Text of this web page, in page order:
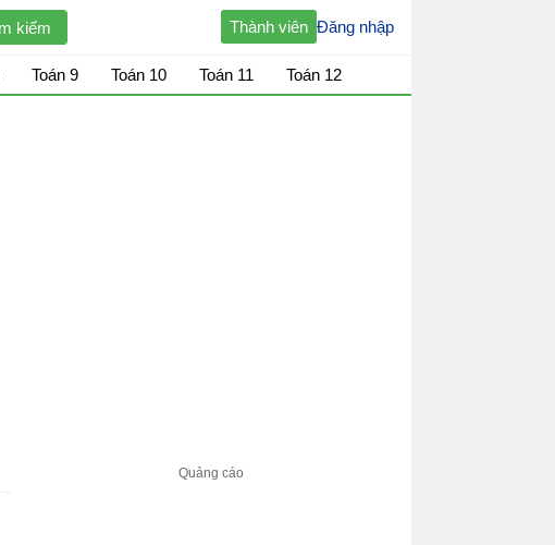
Đăng nhập
Thành viên
Toán 9 Toán 10 Toán 11 Toán 12